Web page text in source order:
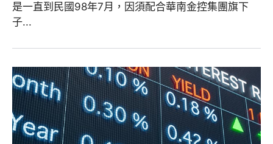
是一直到民國98年7月，因須配合華南金控集團旗下
子...